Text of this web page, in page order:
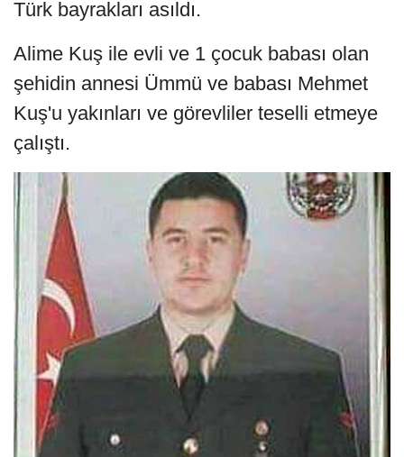
Türk bayrakları asıldı.
Alime Kuş ile evli ve 1 çocuk babası olan
şehidin annesi Ümmü ve babası Mehmet
Kuş'u yakınları ve görevliler teselli etmeye
çalıştı.